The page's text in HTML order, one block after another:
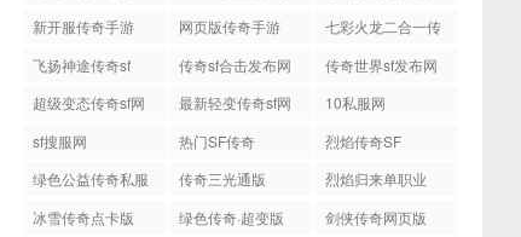
游传奇
新开服传奇手游
网页版传奇手游
七彩火龙二合一传
奇
飞扬神途传奇sf
传奇sf合击发布网
站
传奇世界sf发布网
站
超级变态传奇sf网
站
最新轻变传奇sf网
站
10私服网
sf搜服网
热门SF传奇
烈焰传奇SF
绿色公益传奇私服
网
传奇三光通版
烈焰归来单职业
冰雪传奇点卡版
绿色传奇·超变版 剑侠传奇网页版